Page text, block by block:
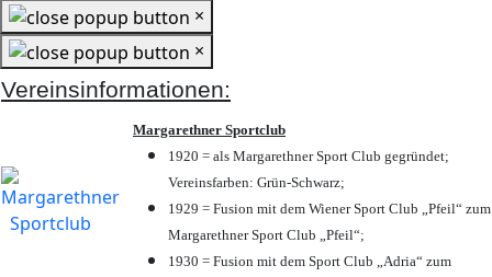
×
×
Vereinsinformationen:
Margarethner Sportclub
1920 = als Margarethner Sport Club gegründet;
Vereinsfarben: Grün-Schwarz;
1929 = Fusion mit dem Wiener Sport Club „Pfeil“ zum
Margarethner Sport Club „Pfeil“;
1930 = Fusion mit dem Sport Club „Adria“ zum